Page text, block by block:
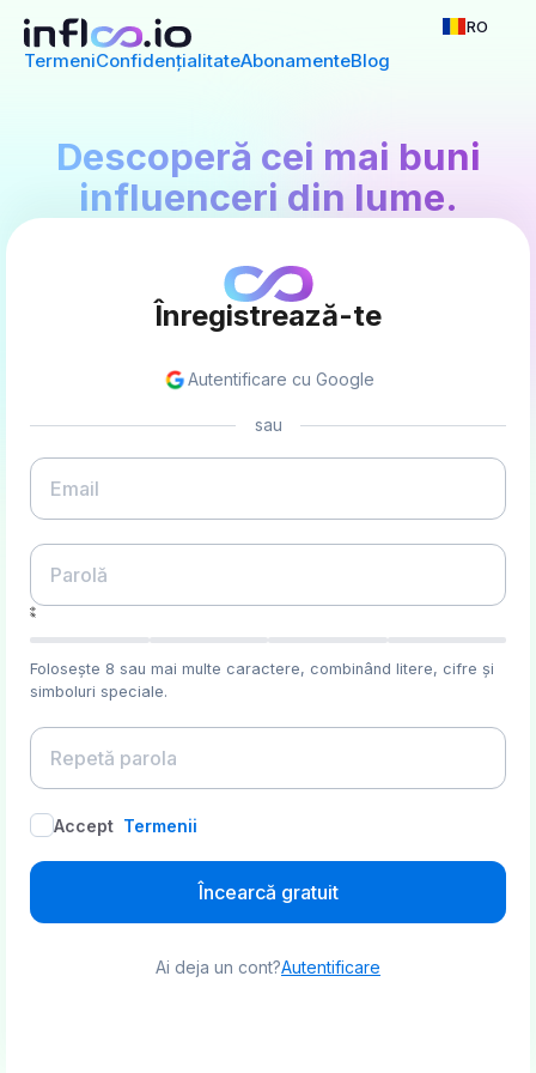
TermeniConfidențialitateAbonamenteBlog
RO
Descoperă cei mai buni
influenceri din lume.
Înregistrează-te
Autentificare cu Google
sau
Folosește 8 sau mai multe caractere, combinând litere, cifre și
simboluri speciale.
Accept Termenii
Încearcă gratuit
Ai deja un cont?Autentificare